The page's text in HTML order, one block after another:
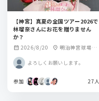
【神宮】真夏の全国ツアー2026で
林瑠奈さんにお花を贈りません
か？
calendar_month 2026/8/20 location_on 明治神宮球場野
よろしくお願いします。
参加 27人